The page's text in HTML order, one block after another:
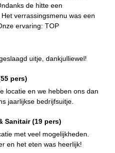
de hitte een
verrassingsmenu was een
ervaring: TOP
uitje, dankjulliewel!
pers)
locatie en we hebben ons dan
jaarlijkse bedrijfsuitje.
Sanitair(19 pers)
met veel mogelijkheden.
en het eten was heerlijk!